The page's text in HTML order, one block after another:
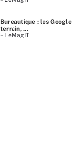
Bureautique : les
terrain, ...
– LeMagIT